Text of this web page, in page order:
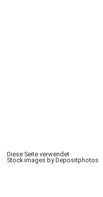
Diese Seite verwendet
Stock images by Depositphotos